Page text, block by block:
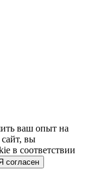
ваш опыт на
вы
в соответствии
согласен